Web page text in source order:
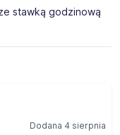
stawką godzinową
Dodana 4 sierpnia